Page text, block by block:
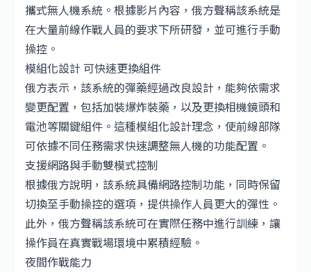
攜式無人機系統。根據影片內容，俄方聲稱該系統是
在大量前線作戰人員的要求下所研發，並可進行手動
操控。
模組化設計 可快速更換組件
俄方表示，該系統的彈藥經過改良設計，能夠依需求
變更配置，包括加裝爆炸裝藥，以及更換相機鏡頭和
電池等關鍵組件。這種模組化設計理念，使前線部隊
可依據不同任務需求快速調整無人機的功能配置。
支援網路與手動雙模式控制
根據俄方說明，該系統具備網路控制功能，同時保留
切換至手動操控的選項，提供操作人員更大的彈性。
此外，俄方聲稱該系統可在實際任務中進行訓練，讓
操作員在真實戰場環境中累積經驗。
夜間作戰能力